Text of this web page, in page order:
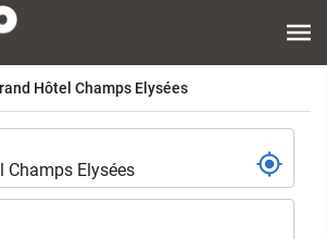
Hôtel Champs Elysées